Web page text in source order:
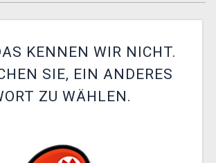
KENNEN WIR NICHT.
SIE, EIN ANDERES
ZU WÄHLEN.